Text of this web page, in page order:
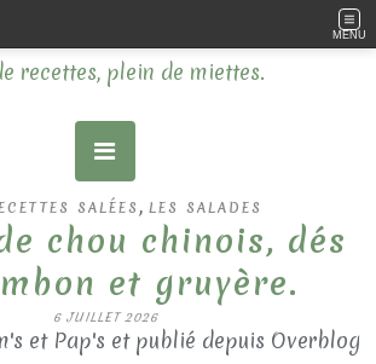
MENU
SALÉES , LES SALADES
chou chinois, dés
et gruyère.
6 JUILLET 2026
et Pap's et publié depuis Overblog